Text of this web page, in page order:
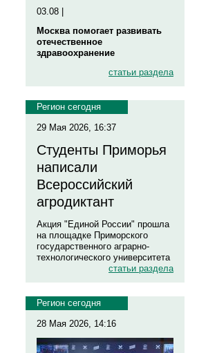
03.08 |
Москва помогает развивать
отечественное
здравоохранение
статьи раздела
Регион сегодня
29 Мая 2026, 16:37
Студенты Приморья
написали
Всероссийский
агродиктант
Акция "Единой России" прошла
на площадке Приморского
государственного аграрно-
технологического университета
статьи раздела
Регион сегодня
28 Мая 2026, 14:16